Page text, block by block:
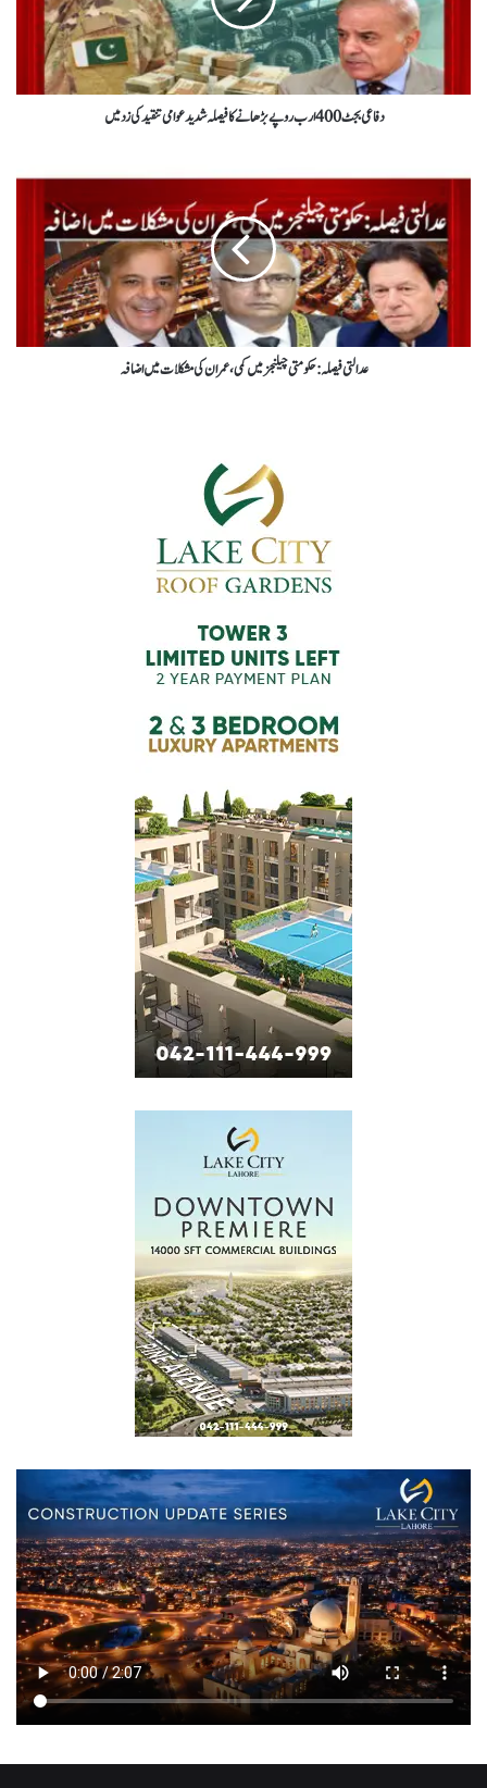
دفاعی بجٹ 400 ارب روپے بڑھانے کا فیصلہ شدید عوامی تنقید کی زد میں
عدالتی فیصلہ: حکومتی چیلنجز میں کمی، عمران کی مشکلات میں اضافہ